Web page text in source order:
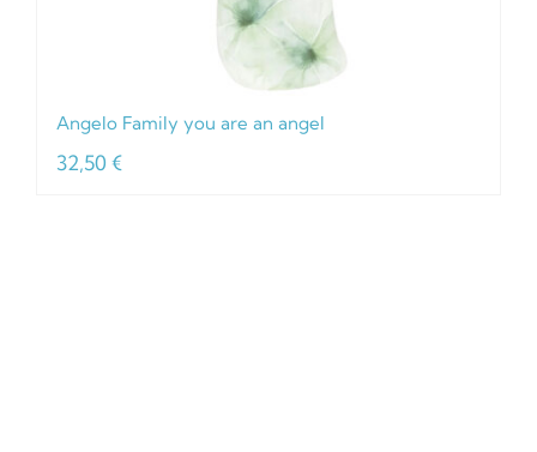
Angelo Family you are an angel
32,50 €